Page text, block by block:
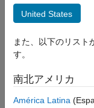
カテゴリ
UAV Toolbox 入門
リファレンス アプリケー
自動操縦ハードウェア イ
Autopilots
ArduPilot Autopilots
PX4 および
®
ズムを生成し、展
Link (MAVLink) 通
と通信します。サ
いては、サポート
United States
また、以下のリスト
す。
南北アメリカ
América Latina